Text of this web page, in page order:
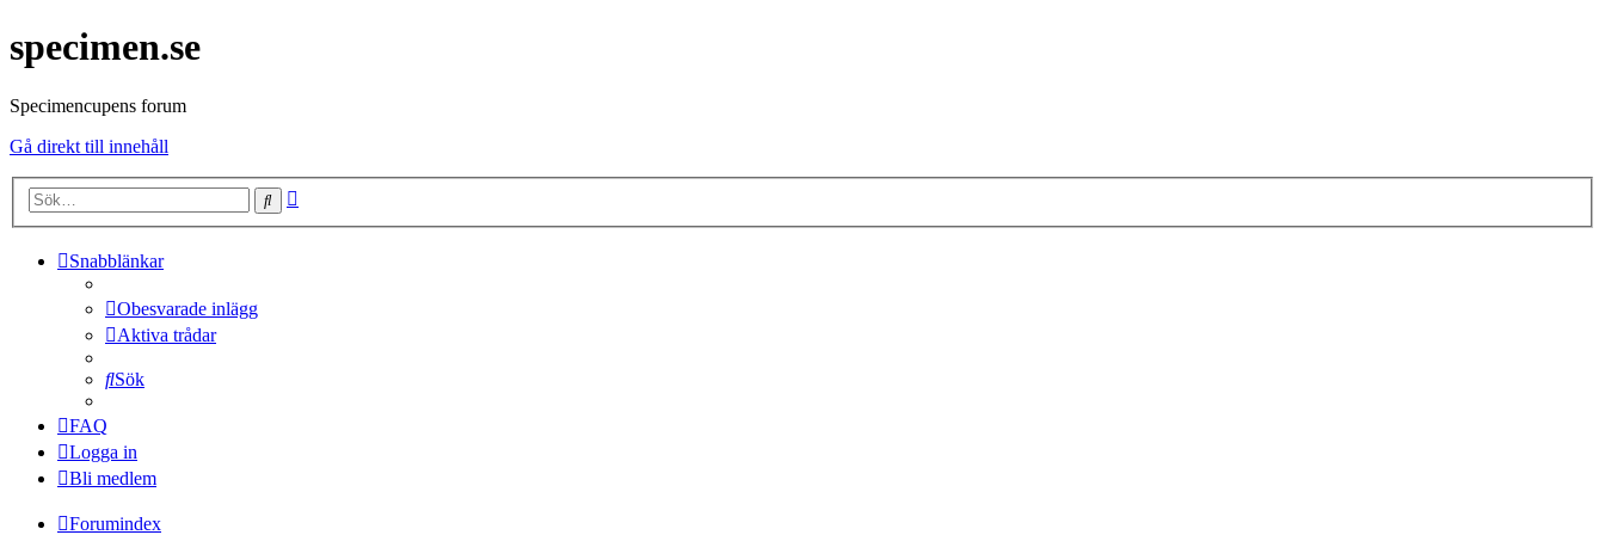
specimen.se
Specimencupens forum
Gå direkt till innehåll
Sök
Snabblänkar
Obesvarade inlägg
Aktiva trådar
Sök
FAQ
Logga in
Bli medlem
Forumindex